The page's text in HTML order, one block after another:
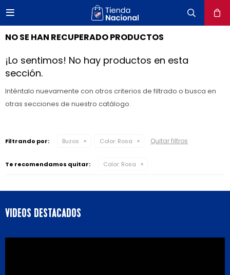

NO SE HAN RECUPERADO PRODUCTOS
¡Lo sentimos! No hay productos en esta
sección.
Inténtalo nuevamente con otros criterios de filtrado o busca en
otras secciones de nuestro catálogo.
Filtrando por: Buzos Color: Rosa Quitar filtros
Te recomendamos quitar: Color: Rosa
VIDEOS DESTACADOS
close